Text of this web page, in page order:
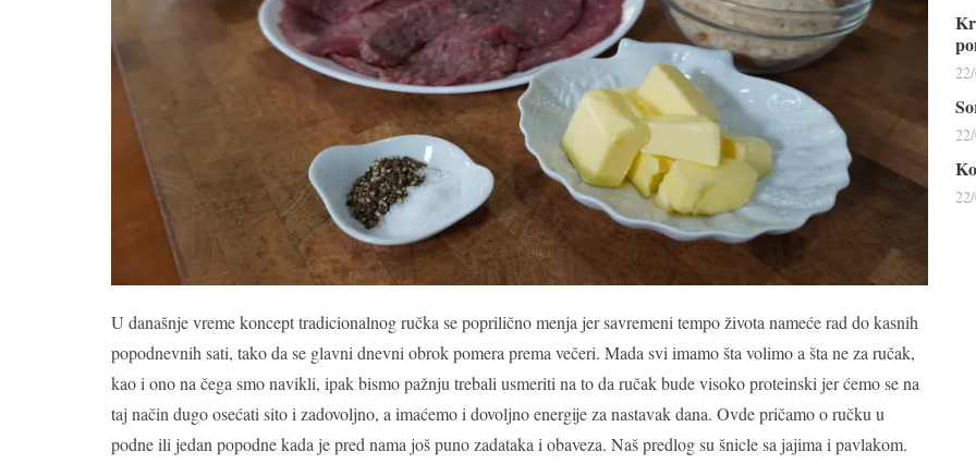
U današnje vreme koncept tradicionalnog ručka se poprilično menja jer savremeni tempo života nameće rad do kasnih
popodnevnih sati, tako da se glavni dnevni obrok pomera prema večeri. Mada svi imamo šta volimo a šta ne za ručak,
kao i ono na čega smo navikli, ipak bismo pažnju trebali usmeriti na to da ručak bude visoko proteinski jer ćemo se na
taj način dugo osećati sito i zadovoljno, a imaćemo i dovoljno energije za nastavak dana. Ovde pričamo o ručku u
podne ili jedan popodne kada je pred nama još puno zadataka i obaveza. Naš predlog su šnicle sa jajima i pavlakom.